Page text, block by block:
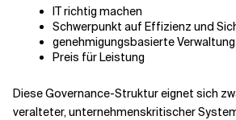
IT richtig machen
Schwerpunkt auf Effizienz und
genehmigungsbasierte Verwaltung
Preis für Leistung
Diese Governance-Struktur eignet sich
veralteter, unternehmenskritischer